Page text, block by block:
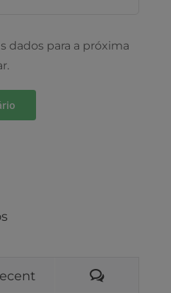
dados para a próxima